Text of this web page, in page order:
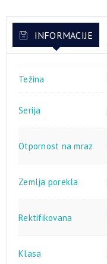
INFORMACIJE
Težina
Serija
Otpornost na mraz
Zemlja porekla
Rektifikovana
Klasa